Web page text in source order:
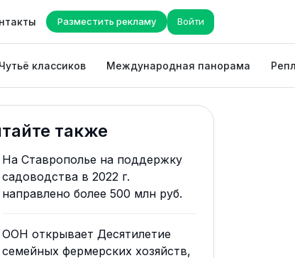
Разместить рекламу Войти
Чутьё классиков Международная панорама
также
На Ставрополье на поддержку
садоводства в 2022 г.
направлено более 500 млн руб.
ООН открывает Десятилетие
семейных фермерских хозяйств,